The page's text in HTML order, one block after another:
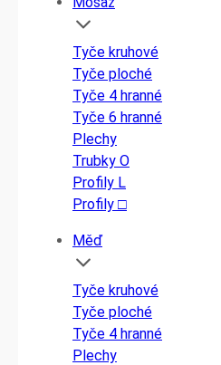
Tyče kruhové
Tyče ploché
Tyče 4 hranné
Tyče 6 hranné
Plechy
Trubky O
Profily L
Profily □
Měď
Tyče kruhové
Tyče ploché
Tyče 4 hranné
Plechy